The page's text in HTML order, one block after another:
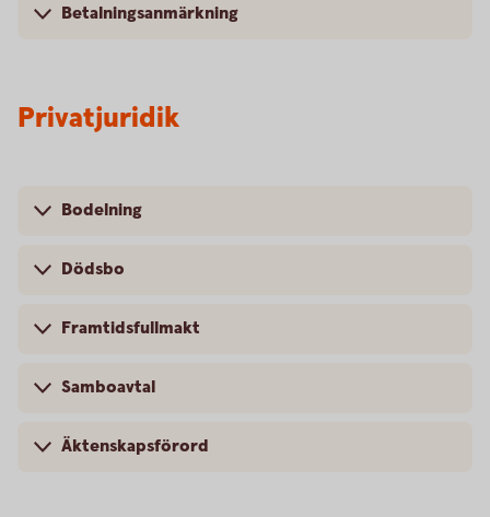
Betalningsanmärkning
Privatjuridik
Bodelning
Dödsbo
Framtidsfullmakt
Samboavtal
Äktenskapsförord